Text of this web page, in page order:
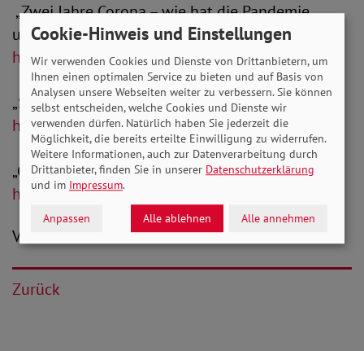
„Zwei Jahre Corona – wie hat die Pandemie
unsere Gesellschaft verändert?“
https://youtu.be/DyL6BnLBQnw
„Sind unsere Renten noch sicher?“
https://youtu.be/7WOj8o3BdZM
„Quo vadis Behindertenpolitik?“
https://youtu.be/l3GSAd_jRBQ
V.i.S.d.P.: Peter-Michael Zernechel
Zurück
Cookie-Hinweis und Einstellungen
Wir verwenden Cookies und Dienste von Drittanbietern, um
Ihnen einen optimalen Service zu bieten und auf Basis von
Analysen unsere Webseiten weiter zu verbessern. Sie können
selbst entscheiden, welche Cookies und Dienste wir
verwenden dürfen. Natürlich haben Sie jederzeit die
Möglichkeit, die bereits erteilte Einwilligung zu widerrufen.
Weitere Informationen, auch zur Datenverarbeitung durch
Drittanbieter, finden Sie in unserer Datenschutzerklärung
und im Impressum.
Anpassen Alle ablehnen Alle annehmen